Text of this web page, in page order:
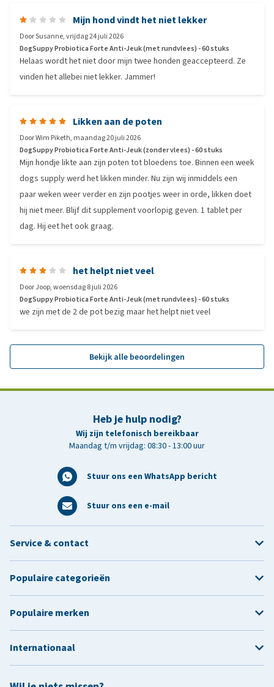
Mijn hond vindt het niet lekker
DoorSusanne,vrijdag 24 juli 2026
DogSuppy Probiotica Forte Anti-Jeuk (met rundvlees) - 60 stuks
Helaas wordt het niet door mijn twee honden geaccepteerd. Ze
vinden het allebei niet lekker. Jammer!
Likken aan de poten
DoorWim Piketh, maandag 20 juli 2026
DogSuppy Probiotica Forte Anti-Jeuk (zonder vlees) - 60 stuks
Mijn hondje likte aan zijn poten tot bloedens toe. Binnen een week
dogs supply werd het likken minder. Nu zijn wij inmiddels een
paar weken weer verder en zijn pootjes weer in orde, likken doet
hij niet meer. Blijf dit supplement voorlopig geven. 1 tablet per
dag. Hij eet het ook graag.
het helpt niet veel
DoorJoop,woensdag 8 juli 2026
DogSuppy Probiotica Forte Anti-Jeuk (met rundvlees) - 60 stuks
we zijn met de 2 de pot bezig maar het helpt niet veel
Bekijk alle beoordelingen
Heb je hulp nodig?
Wij zijn telefonisch bereikbaar
Maandag t/m vrijdag: 08:30 - 13:00 uur
Stuur ons een WhatsApp bericht
Stuur ons een e-mail
Service & contact
Populaire categorieën
Populaire merken
Internationaal